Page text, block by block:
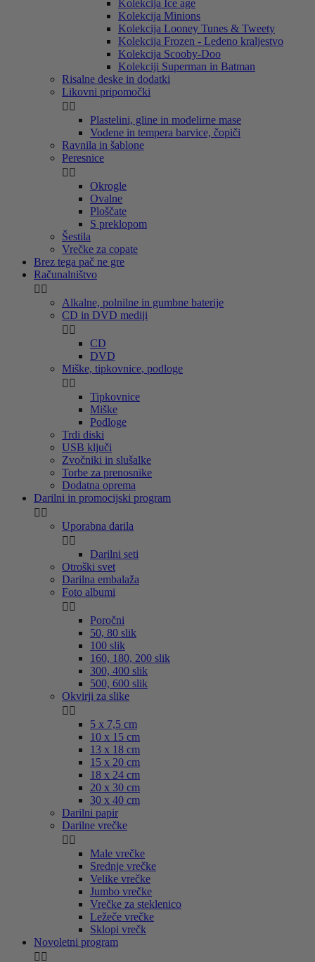
Kolekcija Ice age
Kolekcija Minions
Kolekcija Looney Tunes & Tweety
Kolekcija Frozen - Ledeno kraljestvo
Kolekcija Scooby-Doo
Kolekciji Superman in Batman
Risalne deske in dodatki
Likovni pripomočki
 
Plastelini, gline in modelirne mase
Vodene in tempera barvice, čopiči
Ravnila in šablone
Peresnice
 
Okrogle
Ovalne
Ploščate
S preklopom
Šestila
Vrečke za copate
Brez tega pač ne gre
Računalništvo
 
Alkalne, polnilne in gumbne baterije
CD in DVD mediji
 
CD
DVD
Miške, tipkovnice, podloge
 
Tipkovnice
Miške
Podloge
Trdi diski
USB ključi
Zvočniki in slušalke
Torbe za prenosnike
Dodatna oprema
Darilni in promocijski program
 
Uporabna darila
 
Darilni seti
Otroški svet
Darilna embalaža
Foto albumi
 
Poročni
50, 80 slik
100 slik
160, 180, 200 slik
300, 400 slik
500, 600 slik
Okvirji za slike
 
5 x 7,5 cm
10 x 15 cm
13 x 18 cm
15 x 20 cm
18 x 24 cm
20 x 30 cm
30 x 40 cm
Darilni papir
Darilne vrečke
 
Male vrečke
Srednje vrečke
Velike vrečke
Jumbo vrečke
Vrečke za steklenico
Ležeče vrečke
Sklopi vrečk
Novoletni program
 